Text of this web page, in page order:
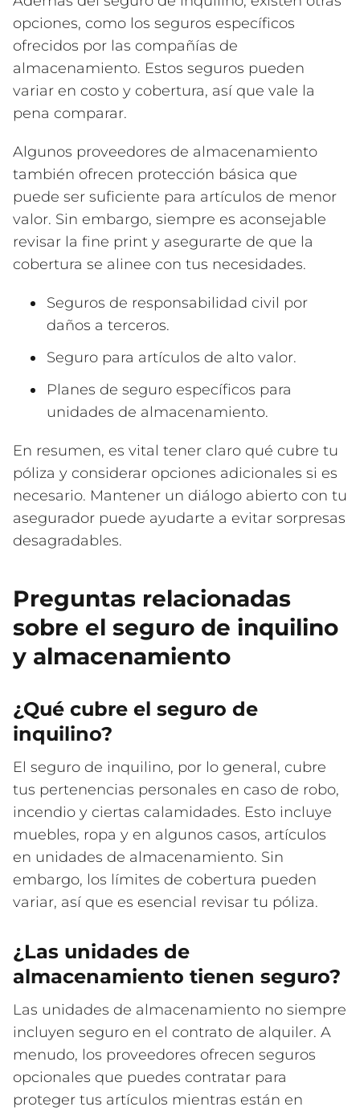
opciones, como los seguros específicos
ofrecidos por las compañías de
almacenamiento. Estos seguros pueden
variar en costo y cobertura, así que vale la
pena comparar.
Algunos proveedores de almacenamiento
también ofrecen protección básica que
puede ser suficiente para artículos de menor
valor. Sin embargo, siempre es aconsejable
revisar la fine print y asegurarte de que la
cobertura se alinee con tus necesidades.
Seguros de responsabilidad civil por
daños a terceros.
Seguro para artículos de alto valor.
Planes de seguro específicos para
unidades de almacenamiento.
En resumen, es vital tener claro qué cubre tu
póliza y considerar opciones adicionales si es
necesario. Mantener un diálogo abierto con tu
asegurador puede ayudarte a evitar sorpresas
desagradables.
Preguntas relacionadas
sobre el seguro de inquilino
y almacenamiento
¿Qué cubre el seguro de
inquilino?
El seguro de inquilino, por lo general, cubre
tus pertenencias personales en caso de robo,
incendio y ciertas calamidades. Esto incluye
muebles, ropa y en algunos casos, artículos
en unidades de almacenamiento. Sin
embargo, los límites de cobertura pueden
variar, así que es esencial revisar tu póliza.
¿Las unidades de
almacenamiento tienen seguro?
Las unidades de almacenamiento no siempre
incluyen seguro en el contrato de alquiler. A
menudo, los proveedores ofrecen seguros
opcionales que puedes contratar para
proteger tus artículos mientras están en